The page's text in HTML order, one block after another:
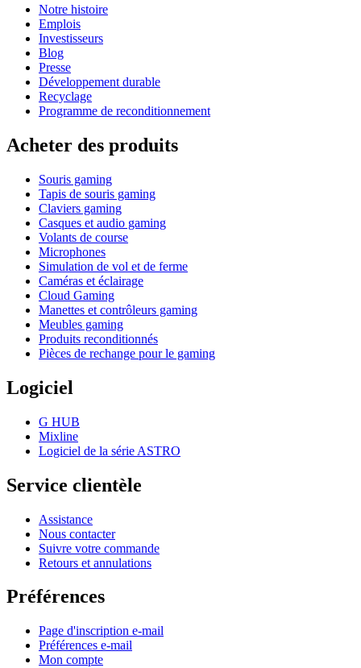
Notre histoire
Emplois
Investisseurs
Blog
Presse
Développement durable
Recyclage
Programme de reconditionnement
Acheter des produits
Souris gaming
Tapis de souris gaming
Claviers gaming
Casques et audio gaming
Volants de course
Microphones
Simulation de vol et de ferme
Caméras et éclairage
Cloud Gaming
Manettes et contrôleurs gaming
Meubles gaming
Produits reconditionnés
Pièces de rechange pour le gaming
Logiciel
G HUB
Mixline
Logiciel de la série ASTRO
Service clientèle
Assistance
Nous contacter
Suivre votre commande
Retours et annulations
Préférences
Page d'inscription e-mail
Préférences e-mail
Mon compte